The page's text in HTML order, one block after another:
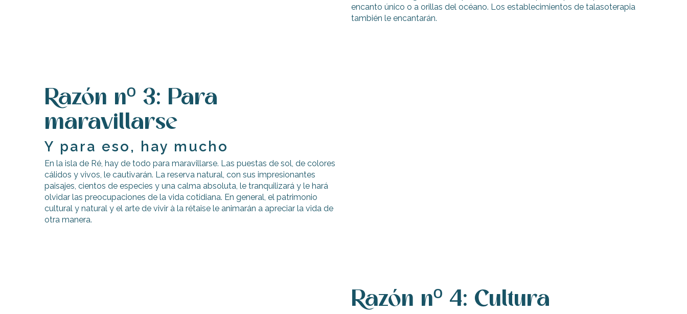
encanto único o a orillas del océano. Los establecimientos de talasoterapia
también le encantarán.
Razón nº 3: Para
maravillarse
Y para eso, hay mucho
En la isla de Ré, hay de todo para maravillarse. Las puestas de sol, de colores
cálidos y vivos, le cautivarán. La reserva natural, con sus impresionantes
paisajes, cientos de especies y una calma absoluta, le tranquilizará y le hará
olvidar las preocupaciones de la vida cotidiana. En general, el patrimonio
cultural y natural y el arte de vivir à la rétaise le animarán a apreciar la vida de
otra manera.
Razón nº 4: Cultura